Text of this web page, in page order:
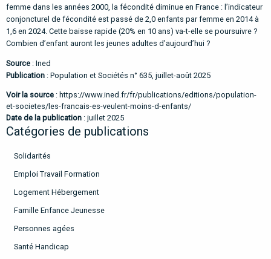
femme dans les années 2000, la fécondité diminue en France : l’indicateur
conjoncturel de fécondité est passé de 2,0 enfants par femme en 2014 à
1,6 en 2024. Cette baisse rapide (20% en 10 ans) va-t-elle se poursuivre ?
Combien d’enfant auront les jeunes adultes d’aujourd’hui ?
Source : Ined
Publication : Population et Sociétés n° 635, juillet-août 2025
Voir la source : https://www.ined.fr/fr/publications/editions/population-
et-societes/les-francais-es-veulent-moins-d-enfants/
Date de la publication : juillet 2025
Catégories de publications
Solidarités
Emploi Travail Formation
Logement Hébergement
Famille Enfance Jeunesse
Personnes agées
Santé Handicap